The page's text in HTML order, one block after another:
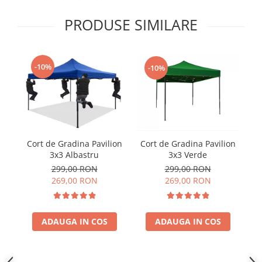
PRODUSE SIMILARE
-10%
Cort de Gradina Pavilion
3x3 Albastru
299,00 RON
269,00 RON
ADAUGA IN COS
-10%
Cort de Gradina Pavilion
3x3 Verde
299,00 RON
269,00 RON
ADAUGA IN COS